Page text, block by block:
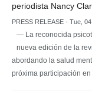
periodista Nancy
PRESS RELEASE - Tue,
— La reconocida
nueva edición de la
abordando la salud
próxima participación